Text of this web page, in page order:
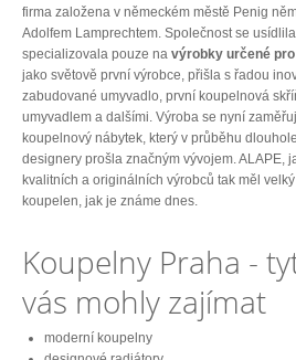
firma založena v německém městě Penig
Adolfem Lamprechtem. Společnost se
specializovala pouze na výrobky určené
jako světově první výrobce, přišla s řadou
zabudované umyvadlo, první koupelnová
umyvadlem a dalšími. Výroba se nyní
koupelnový nábytek, který v průběhu
designery prošla značným vývojem. ALAPE,
kvalitních a originálních výrobců tak měl
koupelen, jak je známe dnes.
Koupelny Praha -
vás mohly zajímat
moderní koupelny